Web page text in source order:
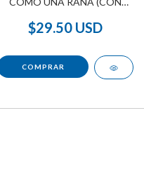
$29.50 USD